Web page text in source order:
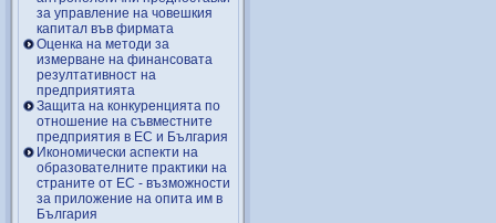
за управление на човешкия
капитал във фирмата
Оценка на методи за
измерване на финансовата
резултативност на
предприятията
Защита на конкуренцията по
отношение на съвместните
предприятия в ЕС и България
Икономически аспекти на
образователните практики на
страните от ЕС - възможности
за приложение на опита им в
България